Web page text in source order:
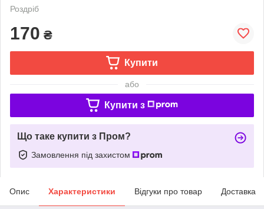
Роздріб
170 ₴
Купити
або
Купити з
Що таке купити з Пром?
Замовлення під захистом
Опис Характеристики Відгуки про товар Доставка